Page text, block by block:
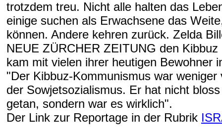
trotzdem treu. Nicht alle halten das
einige suchen als Erwachsene das
können. Andere kehren zurück. Zelda
NEUE ZÜRCHER ZEITUNG den Kibbuz
kam mit vielen ihrer heutigen Bewohner
"Der Kibbuz-Kommunismus war weniger
der Sowjetsozialismus. Er hat nicht
getan, sondern war es wirklich".
Der Link zur Reportage in der Rubrik